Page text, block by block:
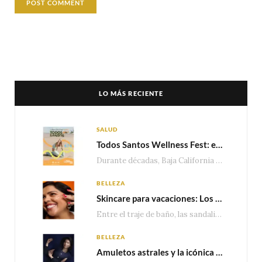
LO MÁS RECIENTE
SALUD
Todos Santos Wellness Fest: el evento de bienestar que está transformando a Baja California Sur en un nuevo referente para el turismo wellness
Durante décadas, Baja California Sur ha sido reconocido por sus playas, hoteles de lujo y…
BELLEZA
Skincare para vacaciones: Los do’s and dont’s para cuidar tu piel
Entre el traje de baño, las sandalias, los lentes de sol y los looks que…
BELLEZA
Amuletos astrales y la icónica colección Zodiaque de Van Cleef & Arpels